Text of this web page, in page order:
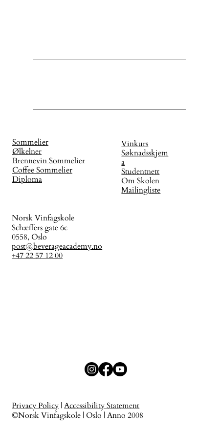
Norsk Vinfagskole
Schæffers gate 6c
0558, Oslo
post@beverageacademy.no
+47 22 57 12 00
Sommelier
Ølkelner
Brennevin Sommelier
Coffee Sommelier
Diploma
Vinkurs
Søknadsskjem
a
Studentnett
Om Skolen
Mailingliste
©Norsk Vinfagskole | Oslo | Anno 2008
Privacy Policy |Accessibility Statement